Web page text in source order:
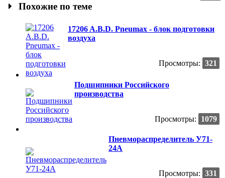
Похожие по теме
17206 A.B.D. Pneumax - блок подготовки
воздуха
Просмотры: 321
Подшипники Российского
производства
Просмотры: 1079
Пневмораспределитель У71-
24А
Просмотры: 331